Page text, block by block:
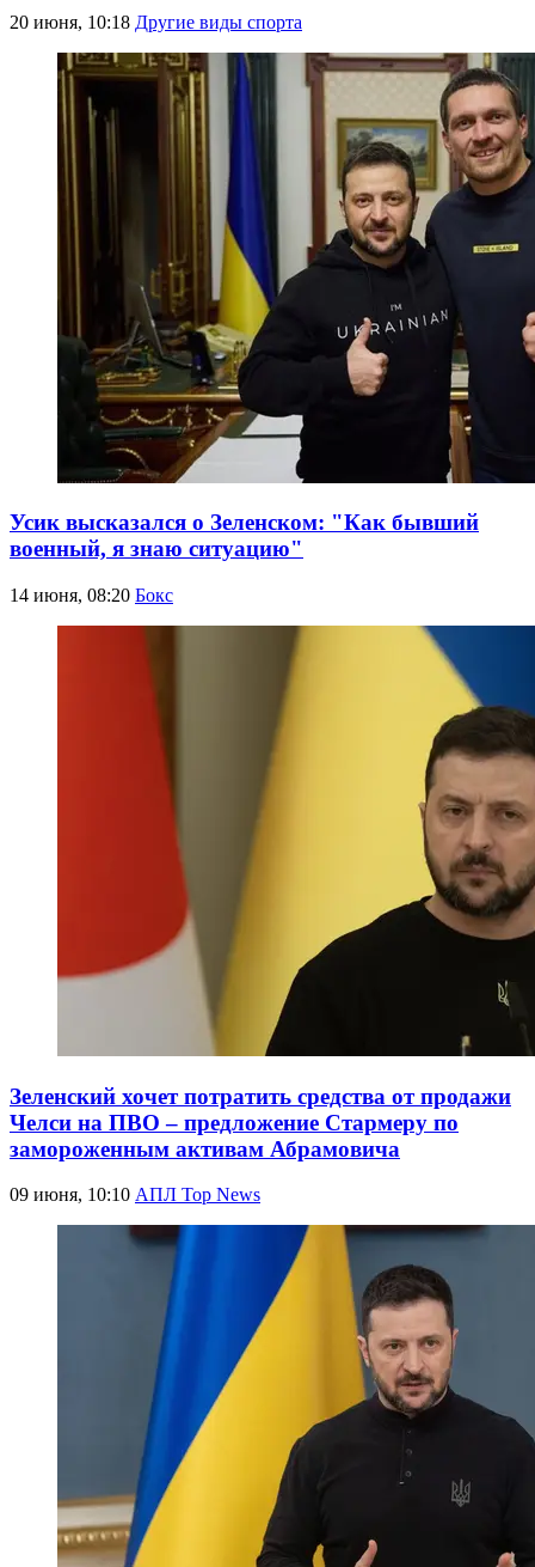
20 июня, 10:18 Другие виды спорта
Усик высказался о Зеленском: "Как бывший
военный, я знаю ситуацию"
14 июня, 08:20 Бокс
Зеленский хочет потратить средства от продажи
Челси на ПВО – предложение Стармеру по
замороженным активам Абрамовича
09 июня, 10:10 АПЛ Top News